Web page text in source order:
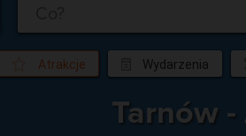
Atrakcje Wydarzenia
Tarnów